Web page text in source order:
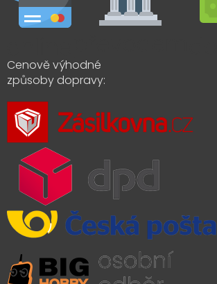
Cenově výhodné
způsoby dopravy: